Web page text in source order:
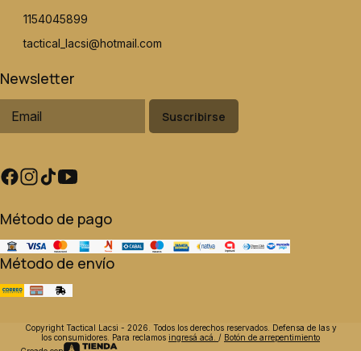
1154045899
tactical_lacsi@hotmail.com
Newsletter
Suscribirse
Método de pago
Método de envío
Copyright Tactical Lacsi - 2026. Todos los derechos reservados. Defensa de las y
los consumidores. Para reclamos ingresá acá. / Botón de arrepentimiento